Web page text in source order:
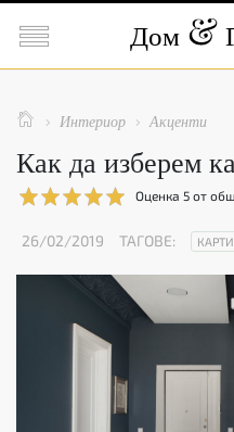
 Дом
  Интериор  Акценти
Как да изберем
Оценка 5 от
26/02/2019 ТАГОВЕ: